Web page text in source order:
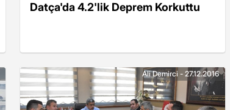
Datça'da 4.2'lik Deprem Korkuttu
Ali Demirci - 27.12.2016